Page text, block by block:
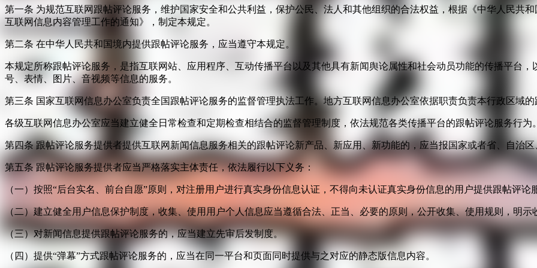
第一条 为规范互联网跟帖评论服务，维护国家安全和公共利益，保护公民、法人和其他组织的合法权益，根据《中华人民共
互联网信息内容管理工作的通知》，制定本规定。
第二条 在中华人民共和国境内提供跟帖评论服务，应当遵守本规定。
本规定所称跟帖评论服务，是指互联网站、应用程序、互动传播平台以及其他具有新闻舆论属性和社会动员功能的传播平台
号、表情、图片、音视频等信息的服务。
第三条 国家互联网信息办公室负责全国跟帖评论服务的监督管理执法工作。地方互联网信息办公室依据职责负责本行政区域
各级互联网信息办公室应当建立健全日常检查和定期检查相结合的监督管理制度，依法规范各类传播平台的跟帖评论服务行为
第四条 跟帖评论服务提供者提供互联网新闻信息服务相关的跟帖评论新产品、新应用、新功能的，应当报国家或者省、自治
第五条 跟帖评论服务提供者应当严格落实主体责任，依法履行以下义务：
（一）按照“后台实名、前台自愿”原则，对注册用户进行真实身份信息认证，不得向未认证真实身份信息的用户提供跟帖评论
（二）建立健全用户信息保护制度，收集、使用用户个人信息应当遵循合法、正当、必要的原则，公开收集、使用规则，明
（三）对新闻信息提供跟帖评论服务的，应当建立先审后发制度。
（四）提供“弹幕”方式跟帖评论服务的，应当在同一平台和页面同时提供与之对应的静态版信息内容。